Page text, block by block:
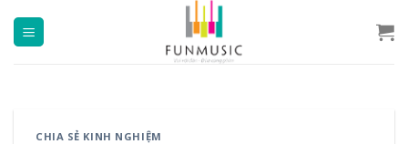
đến
CHIA SẺ KINH NGHIỆM